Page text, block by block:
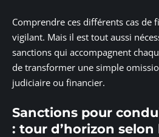
Comprendre ces différents cas de
vigilant. Mais il est tout aussi
sanctions qui accompagnent
de transformer une simple
judiciaire ou financier.
Sanctions pour
: tour d’horizon selon